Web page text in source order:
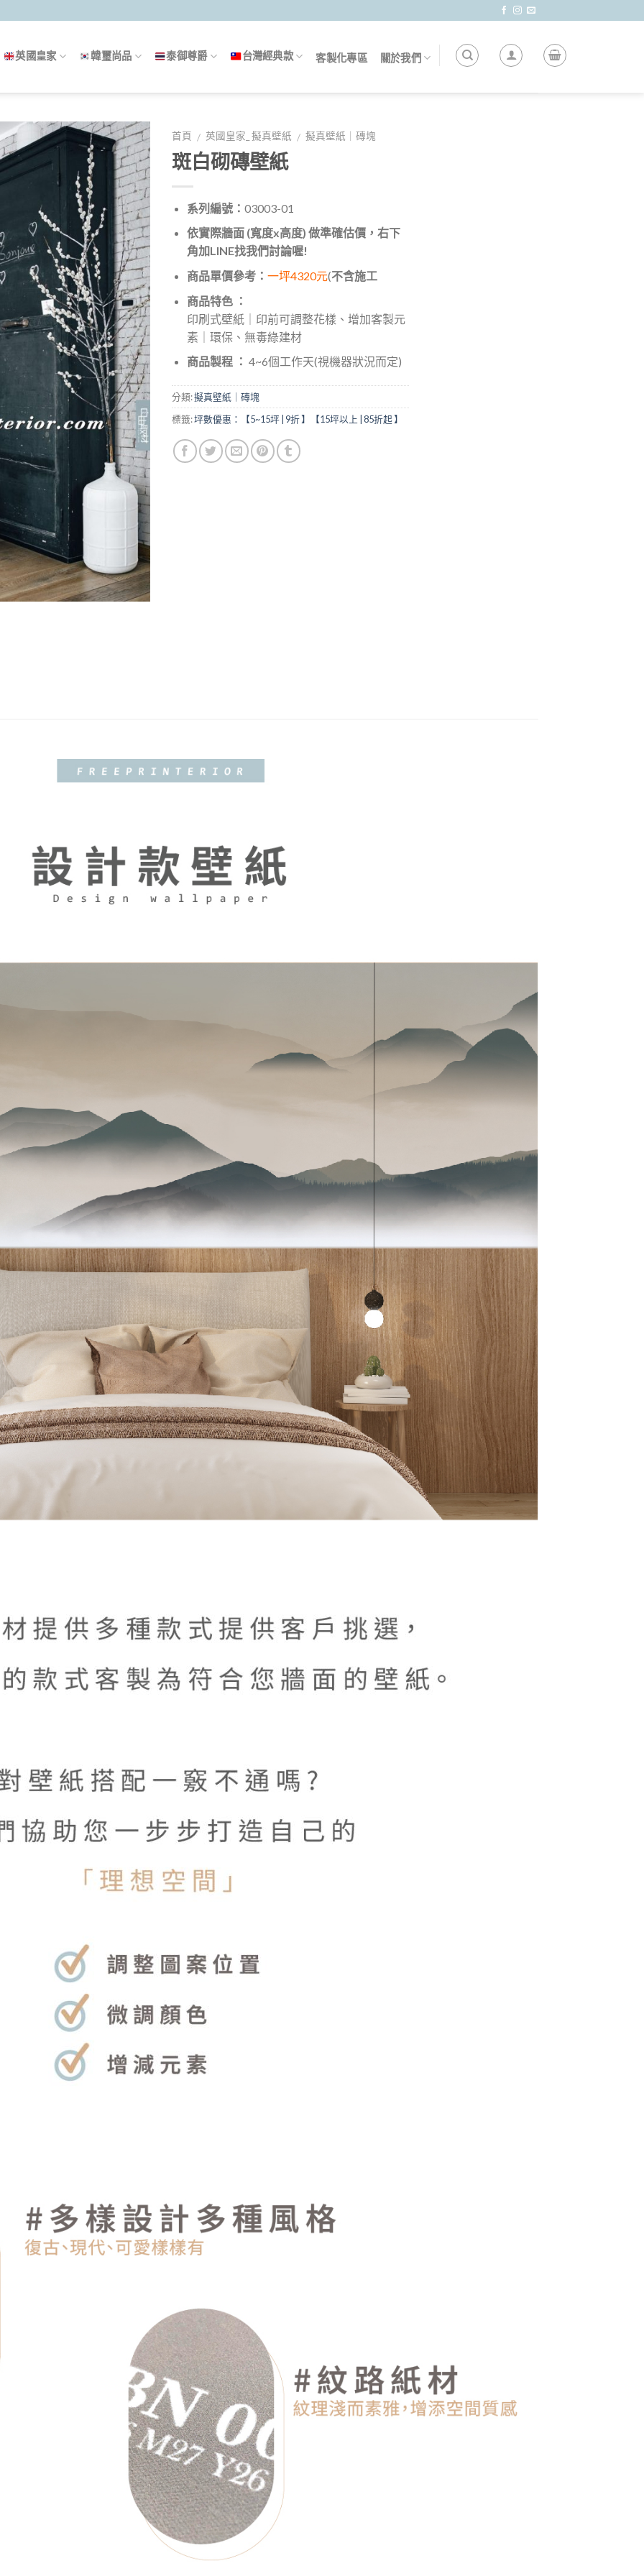
英國皇家 韓璽尚品 泰御尊爵 台灣經典款 客製化專區 關於我們
首頁 / 英國皇家_ 擬真壁紙 / 擬真壁紙｜磚塊
斑白砌磚壁紙
系列編號： 03003-01
依實際牆面 (寬度x高度) 做準確估價，右下
角加LINE找我們討論喔!
商品單價參考： 一坪4320元(不含施工
商品特色 ：
印刷式壁紙｜印前可調整花樣、增加客製元
素｜環保、無毒綠建材
商品製程 ： 4~6個工作天(視機器狀況而定)
分類:擬真壁紙｜磚塊
標籤:坪數優惠：【5~15坪 | 9折 】【15坪以上 | 85折起 】